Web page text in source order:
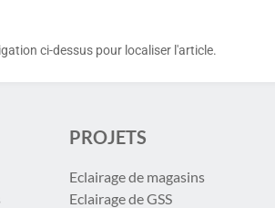
ci-dessus pour localiser l'article.
PROJETS
Eclairage de magasins
Eclairage de GSS